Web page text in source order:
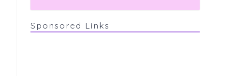
Sponsored Links